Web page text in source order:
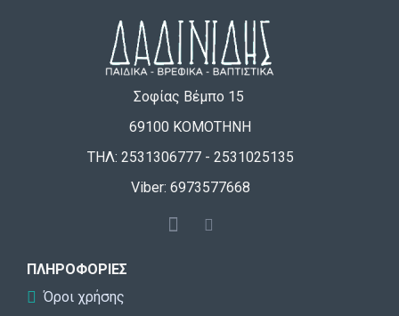
Σοφίας Βέμπο 15
69100 ΚΟΜΟΤΗΝΗ
ΤΗΛ: 2531306777 - 2531025135
Viber: 6973577668
ΠΛΗΡΟΦΟΡΊΕΣ
Όροι χρήσης